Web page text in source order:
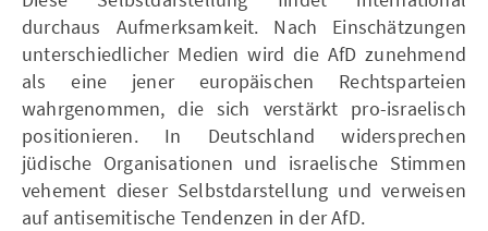
durchaus Aufmerksamkeit. Nach Einschätzungen
unterschiedlicher Medien wird die AfD zunehmend
als eine jener europäischen Rechtsparteien
wahrgenommen, die sich verstärkt pro-israelisch
positionieren. In Deutschland widersprechen
jüdische Organisationen und israelische Stimmen
vehement dieser Selbstdarstellung und verweisen
auf antisemitische Tendenzen in der AfD.